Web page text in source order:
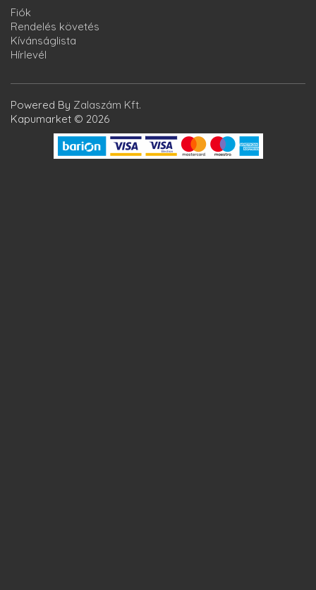
Fiók
Rendelés követés
Kívánságlista
Hírlevél
Powered By Zalaszám Kft.
Kapumarket © 2026